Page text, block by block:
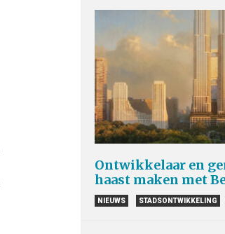
Ontwikkelaar en
haast maken met
NIEUWS STADSONTWIKKELING